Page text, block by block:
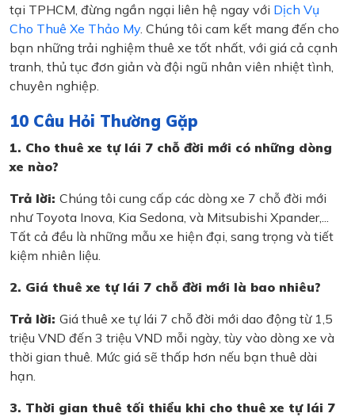
tại TPHCM, đừng ngần ngại liên hệ ngay với Dịch Vụ
Cho Thuê Xe Thảo My. Chúng tôi cam kết mang đến cho
bạn những trải nghiệm thuê xe tốt nhất, với giá cả cạnh
tranh, thủ tục đơn giản và đội ngũ nhân viên nhiệt tình,
chuyên nghiệp.
10 Câu Hỏi Thường Gặp
1. Cho thuê xe tự lái 7 chỗ đời mới có những dòng
xe nào?
Trả lời: Chúng tôi cung cấp các dòng xe 7 chỗ đời mới
như Toyota Inova, Kia Sedona, và Mitsubishi Xpander,...
Tất cả đều là những mẫu xe hiện đại, sang trọng và tiết
kiệm nhiên liệu.
2. Giá thuê xe tự lái 7 chỗ đời mới là bao nhiêu?
Trả lời: Giá thuê xe tự lái 7 chỗ đời mới dao động từ 1,5
triệu VND đến 3 triệu VND mỗi ngày, tùy vào dòng xe và
thời gian thuê. Mức giá sẽ thấp hơn nếu bạn thuê dài
hạn.
3. Thời gian thuê tối thiểu khi cho thuê xe tự lái 7